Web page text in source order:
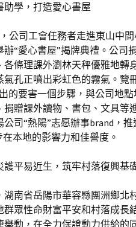
助學，打造愛心書屋
公司工會任務者走進東山中
辦“愛心書屋”揭牌典禮。公司
各條理課外瀏林天秤優雅地轉
氣孔正噴出彩虹色的霧氣。覽
出的要害一個步驟，與公司地
捐贈課外讀物、書包、文具等
司“熱陽”志愿辦事brand，
本地的影響力和佳譽度。
護平易近生，筑牢村落復興基
湖南省岳陽市華容縣團洲鄉北
群眾性命財富平安和村落成長
舉動，在全力保證動力供給的